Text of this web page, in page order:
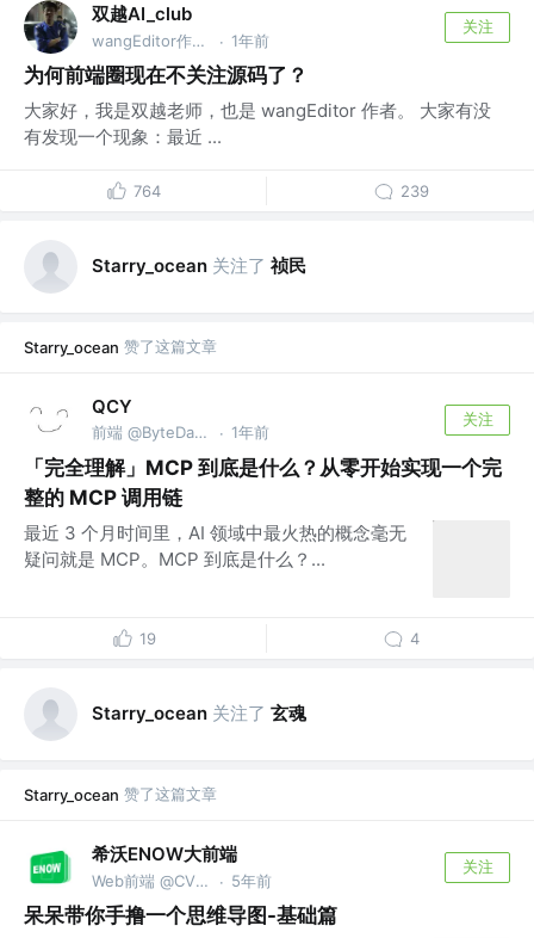
双越AI_club
wangEditor作者，慕课网讲师 · 1年前
关注
为何前端圈现在不关注源码了？
大家好，我是双越老师，也是 wangEditor 作者。 大家有没
有发现一个现象：最近 ...
764 239
Starry_ocean 关注了 祯民
Starry_ocean 赞了这篇文章
QCY
前端 @ByteDance · 1年前
关注
「完全理解」MCP 到底是什么？从零开始实现一个完
整的 MCP 调用链
最近 3 个月时间里，AI 领域中最火热的概念毫无
疑问就是 MCP。MCP 到底是什么？...
19 4
Starry_ocean 关注了 玄魂
Starry_ocean 赞了这篇文章
希沃ENOW大前端
Web前端 @CVTE_希沃 · 5年前
关注
呆呆带你手撸一个思维导图-基础篇